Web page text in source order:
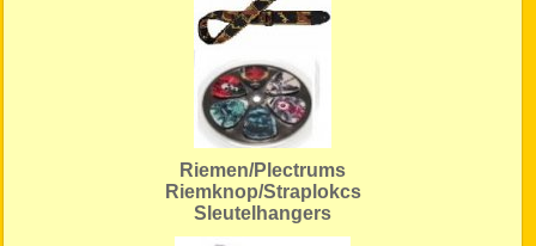
Riemen/Plectrums
Riemknop/Straplokcs
Sleutelhangers